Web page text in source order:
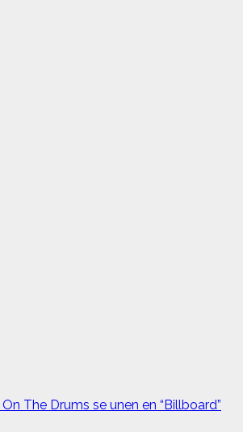
The Drums se unen en “Billboard”